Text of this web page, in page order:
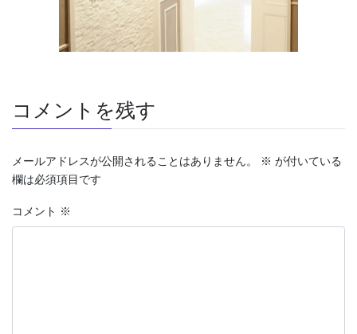
コメントを残す
メールアドレスが公開されることはありません。 ※ が付いている
欄は必須項目です
コメント ※